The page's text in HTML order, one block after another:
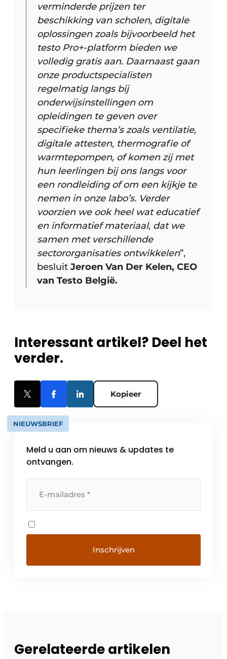
verminderde prijzen ter
beschikking van scholen, digitale
oplossingen zoals bijvoorbeeld het
testo Pro+-platform bieden we
volledig gratis aan. Daarnaast gaan
onze productspecialisten
regelmatig langs bij
onderwijsinstellingen om
opleidingen te geven over
specifieke thema’s zoals ventilatie,
digitale attesten, thermografie of
warmtepompen, of komen zij met
hun leerlingen bij ons langs voor
een rondleiding of om een kijkje te
nemen in onze labo’s. Verder
voorzien we ook heel wat educatief
en informatief materiaal, dat we
samen met verschillende
sectororganisaties ontwikkelen”,
besluit Jeroen Van Der Kelen, CEO
van Testo België.
Interessant artikel? Deel het
verder.
Kopieer
NIEUWSBRIEF
Meld u aan om nieuws & updates te
ontvangen.
Gerelateerde artikelen